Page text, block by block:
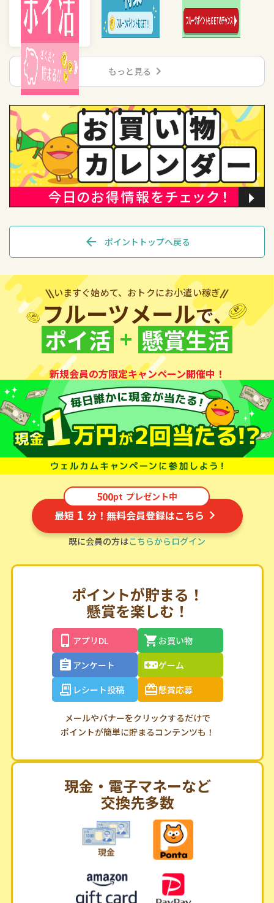
もっと見る chevron_right
arrow_back ポイントトップへ戻る
いますぐ始めて、おトクにお小遣い稼ぎ
フルーツメールで、
ポイ活 + 懸賞生活
新規会員の方限定キャンペーン開催中！
500pt プレゼント中
最短 1 分！無料会員登録はこちら
既に会員の方はこちらからログイン
ポイントが貯まる！
懸賞を楽しむ！
アプリDL
お買い物
アンケート
ゲーム
レシート投稿
懸賞応募
メールやバナーをクリックするだけで
ポイントが簡単に貯まるコンテンツも！
現金・電子マネーなど
交換先多数